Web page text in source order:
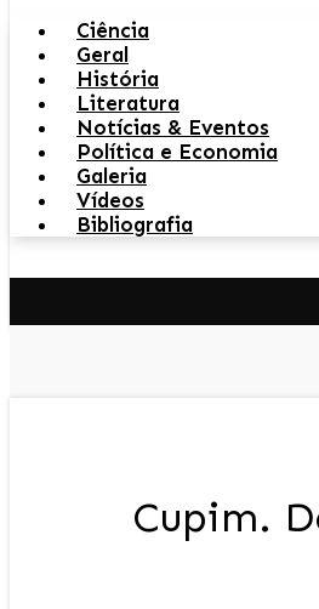
Ciência
Geral
História
Literatura
Notícias & Eventos
Política e Economia
Galeria
Vídeos
Bibliografia
Cupim.